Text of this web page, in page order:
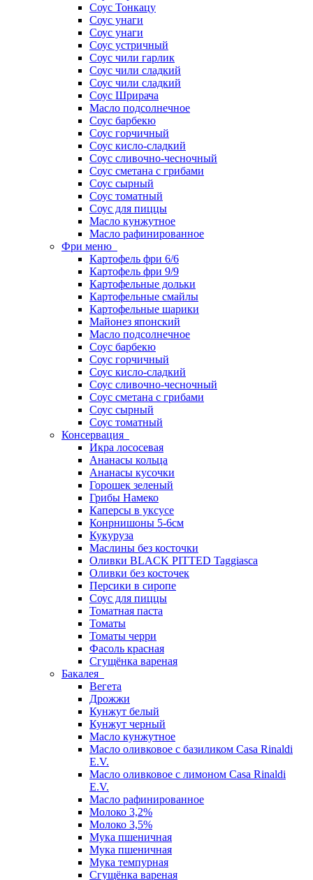
Соус Тонкацу
Соус унаги
Соус унаги
Соус устричный
Соус чили гарлик
Соус чили сладкий
Соус чили сладкий
Соус Шрирача
Масло подсолнечное
Соус барбекю
Соус горчичный
Соус кисло-сладкий
Соус сливочно-чесночный
Соус сметана с грибами
Соус сырный
Соус томатный
Соус для пиццы
Масло кунжутное
Масло рафинированное
Фри меню
Картофель фри 6/6
Картофель фри 9/9
Картофельные дольки
Картофельные смайлы
Картофельные шарики
Майонез японский
Масло подсолнечное
Соус барбекю
Соус горчичный
Соус кисло-сладкий
Соус сливочно-чесночный
Соус сметана с грибами
Соус сырный
Соус томатный
Консервация
Икра лососевая
Ананасы кольца
Ананасы кусочки
Горошек зеленый
Грибы Намеко
Каперсы в уксусе
Конрнишоны 5-6см
Кукуруза
Маслины без косточки
Оливки BLACK PITTED Taggiasca
Оливки без косточек
Персики в сиропе
Соус для пиццы
Томатная паста
Томаты
Томаты черри
Фасоль красная
Сгущёнка вареная
Бакалея
Вегета
Дрожжи
Кунжут белый
Кунжут черный
Масло кунжутное
Масло оливковое с базиликом Casa Rinaldi
E.V.
Масло оливковое с лимоном Casa Rinaldi
E.V.
Масло рафинированное
Молоко 3,2%
Молоко 3,5%
Мука пшеничная
Мука пшеничная
Мука темпурная
Сгущёнка вареная